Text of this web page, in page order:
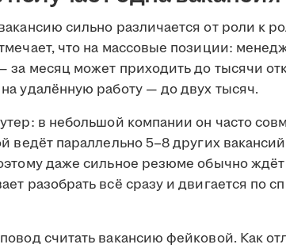
сильно различается от роли к
что на массовые позиции:
за месяц может приходить до тысячи
удалённую работу — до двух тысяч.
в небольшой компании он часто
ведёт параллельно 5–8 других
даже сильное резюме обычно
разобрать всё сразу и двигается по
считать вакансию фейковой. Как